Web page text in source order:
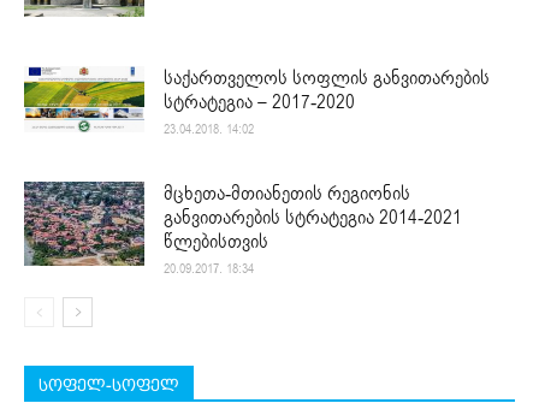
საქართველოს სოფლის განვითარების
სტრატეგია – 2017-2020
23.04.2018. 14:02
მცხეთა-მთიანეთის რეგიონის
განვითარების სტრატეგია 2014-2021
წლებისთვის
20.09.2017. 18:34
სოფელ-სოფელ